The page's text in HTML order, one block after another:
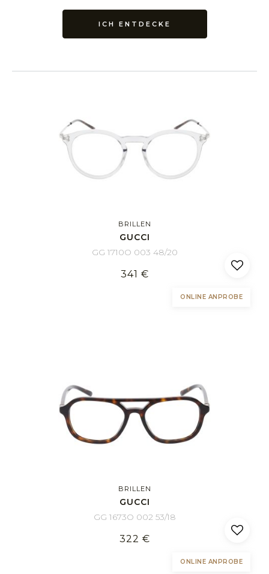
ICH ENTDECKE
BRILLEN
GUCCI
GG 1710O 003 48/20
341 €
ONLINE ANPROBE
BRILLEN
GUCCI
GG 1673O 002 53/18
322 €
ONLINE ANPROBE